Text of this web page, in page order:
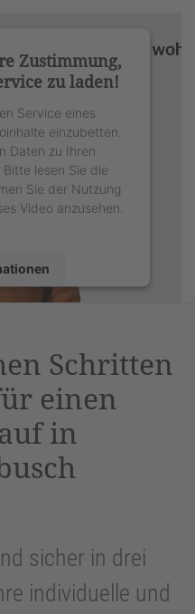
Zustimmung,
zu laden!
Service eines
einzubetten.
Daten zu Ihren
lesen Sie die
Sie der Nutzung
Video anzusehen.
&eRecht24
Schritten
einen
in
sicher in drei
individuelle und